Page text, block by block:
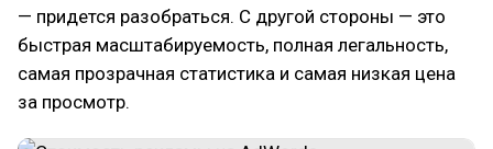
— придется разобраться. С другой стороны — это
быстрая масштабируемость, полная легальность,
самая прозрачная статистика и самая низкая цена
за просмотр.